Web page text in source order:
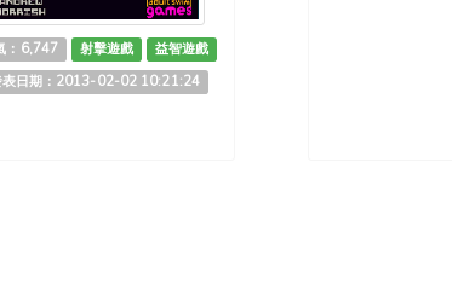
：6,747 射擊遊戲
益智遊戲
表日期：2013-02-02 10:21:24